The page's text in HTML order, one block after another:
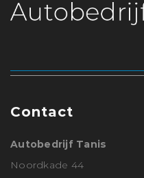
Contact
Autobedrijf Tanis
Noordkade 44